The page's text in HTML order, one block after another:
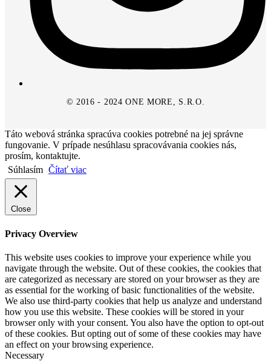
© 2016 - 2024 ONE MORE, S.R.O.
Táto webová stránka spracúva cookies potrebné na jej správne
fungovanie. V prípade nesúhlasu spracovávania cookies nás,
prosím, kontaktujte.
Súhlasím Čítať viac
Close
Privacy Overview
This website uses cookies to improve your experience while you
navigate through the website. Out of these cookies, the cookies that
are categorized as necessary are stored on your browser as they are
as essential for the working of basic functionalities of the website.
We also use third-party cookies that help us analyze and understand
how you use this website. These cookies will be stored in your
browser only with your consent. You also have the option to opt-out
of these cookies. But opting out of some of these cookies may have
an effect on your browsing experience.
Necessary